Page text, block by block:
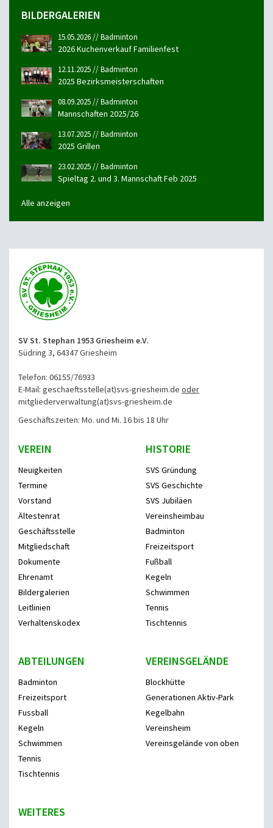
BILDERGALERIEN
15.05.2026 // Badminton
2026 Kuchenverkauf Familienfest
12.11.2025 // Badminton
2025 Bezirksmeisterschaften
08.09.2025 // Badminton
Mannschaften 2025/26
13.07.2025 // Badminton
2025 Grillen
23.02.2025 // Badminton
Spieltag 2. und 3. Mannschaft Feb 2025
Alle anzeigen
SV St. Stephan 1953 Griesheim e.V.
Südring 3, 64347 Griesheim
Telefon: 06155/76933
E-Mail: geschaeftsstelle(at)svs-griesheim.de oder
mitgliederverwaltung(at)svs-griesheim.de
Geschäftszeiten: Mo. und Mi. 16 bis 18 Uhr
VEREIN
Neuigkeiten
Termine
Vorstand
Ältestenrat
Geschäftsstelle
Mitgliedschaft
Dokumente
Ehrenamt
Bildergalerien
Leitlinien
Verhaltenskodex
HISTORIE
SVS Gründung
SVS Geschichte
SVS Jubiläen
Vereinsheimbau
Badminton
Freizeitsport
Fußball
Kegeln
Schwimmen
Tennis
Tischtennis
ABTEILUNGEN
Badminton
Freizeitsport
Fussball
Kegeln
Schwimmen
Tennis
Tischtennis
VEREINSGELÄNDE
Blockhütte
Generationen Aktiv-Park
Kegelbahn
Vereinsheim
Vereinsgelände von oben
WEITERES